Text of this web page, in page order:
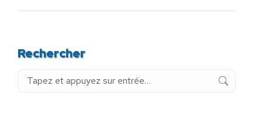
Rechercher
Recherche